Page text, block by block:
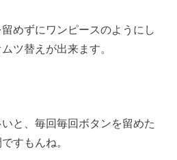
めずにワンピースのようにし
ツ替えが出来ます。
と、毎回毎回ボタンを留めた
すもんね。